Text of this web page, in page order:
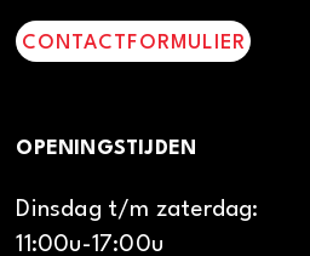
CONTACTFORMULIER
OPENINGSTIJDEN
Dinsdag t/m zaterdag:
11:00u-17:00u